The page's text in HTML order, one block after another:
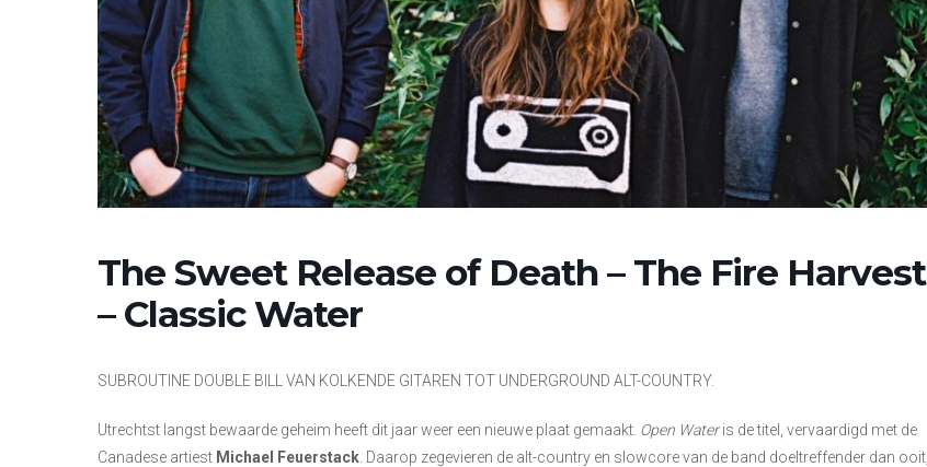
The Sweet Release of Death – The Fire Harvest
– Classic Water
SUBROUTINE DOUBLE BILL VAN KOLKENDE GITAREN TOT UNDERGROUND ALT-COUNTRY.
Utrechtst langst bewaarde geheim heeft dit jaar weer een nieuwe plaat gemaakt. Open Wateris de titel, vervaardigd met de
Canadese artiest Michael Feuerstack . Daarop zegevieren de alt-country en slowcore van de band doeltreffender dan ooit,